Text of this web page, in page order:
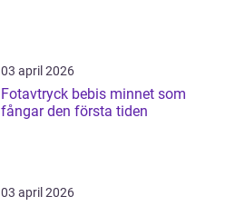
03 april 2026
Fotavtryck bebis minnet som
fångar den första tiden
03 april 2026